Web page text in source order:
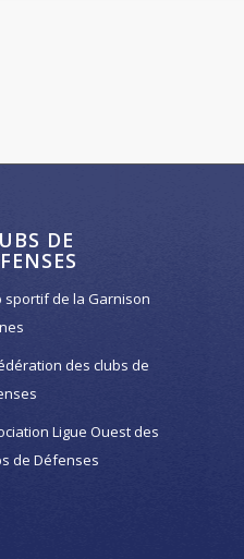
DE
sportif de la Garnison
des clubs de
Ligue Ouest des
de Défenses